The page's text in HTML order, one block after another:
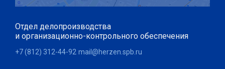
Отдел делопроизводства
и организационно-контрольного обеспечения
+7 (812) 312-44-92 mail@herzen.spb.ru